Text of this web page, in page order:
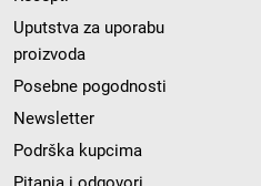
Uputstva za uporabu
proizvoda
Posebne pogodnosti
Newsletter
Podrška kupcima